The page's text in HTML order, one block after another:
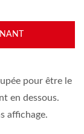
pour être le
en dessous.
affichage.